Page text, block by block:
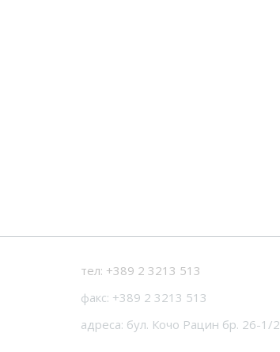
тел: +389 2 3213 513
факс: +389 2 3213 513
адреса: бул. Кочо Рацин бр. 26-1/2